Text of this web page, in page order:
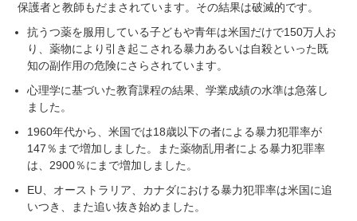
保護者と教師もだまされています。その結果は破滅的です。
抗うつ薬を服用している子どもや青年は米国だけで150万人お
り、薬物により引き起こされる暴力あるいは自殺といった既
知の副作用の危険にさらされています。
心理学に基づいた教育課程の結果、学業成績の水準は急落し
ました。
1960年代から、米国では18歳以下の者による暴力犯罪率が
147％まで増加しました。また薬物乱用者による暴力犯罪率
は、2900％にまで増加しました。
EU、オーストラリア、カナダにおける暴力犯罪率は米国に追
いつき、また追い抜き始めました。